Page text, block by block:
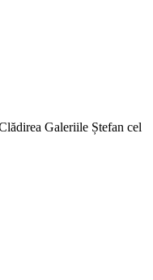
Galeriile Ștefan cel